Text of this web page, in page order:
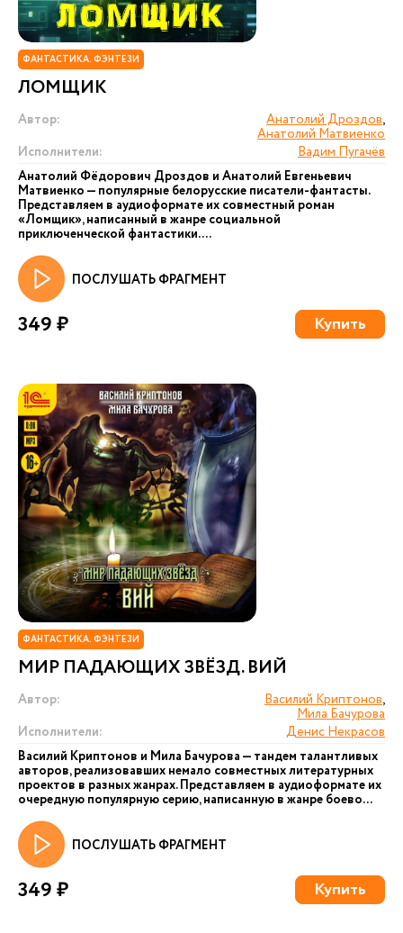
ФАНТАСТИКА. ФЭНТЕЗИ
ЛОМЩИК
Автор: Анатолий Дроздов,
Анатолий Матвиенко
Исполнители:
Вадим Пугачёв
Анатолий Фёдорович Дроздов и Анатолий Евгеньевич
Матвиенко — популярные белорусские писатели-фантасты.
Представляем в аудиоформате их совместный роман
«Ломщик», написанный в жанре социальной
приключенческой фантастики....
ПОСЛУШАТЬ ФРАГМЕНТ
349 ₽ Купить
ФАНТАСТИКА. ФЭНТЕЗИ
МИР ПАДАЮЩИХ ЗВЁЗД. ВИЙ
Автор: Василий Криптонов,
Мила Бачурова
Исполнители:
Денис Некрасов
Василий Криптонов и Мила Бачурова — тандем талантливых
авторов, реализовавших немало совместных литературных
проектов в разных жанрах. Представляем в аудиоформате их
очередную популярную серию, написанную в жанре боево...
ПОСЛУШАТЬ ФРАГМЕНТ
349 ₽ Купить